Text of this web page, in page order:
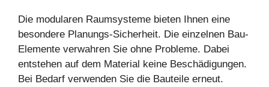
Die modularen Raumsysteme bieten Ihnen eine
besondere Planungs-Sicherheit. Die einzelnen Bau-
Elemente verwahren Sie ohne Probleme. Dabei
entstehen auf dem Material keine Beschädigungen.
Bei Bedarf verwenden Sie die Bauteile erneut.